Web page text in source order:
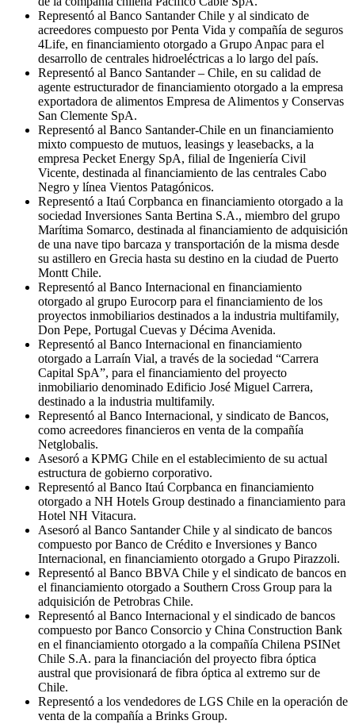
Representó al Banco Santander Chile y al sindicato de
acreedores compuesto por Penta Vida y compañía de seguros
4Life, en financiamiento otorgado a Grupo Anpac para el
desarrollo de centrales hidroeléctricas a lo largo del país.
Representó al Banco Santander – Chile, en su calidad de
agente estructurador de financiamiento otorgado a la empresa
exportadora de alimentos Empresa de Alimentos y Conservas
San Clemente SpA.
Representó al Banco Santander-Chile en un financiamiento
mixto compuesto de mutuos, leasings y leasebacks, a la
empresa Pecket Energy SpA, filial de Ingeniería Civil
Vicente, destinada al financiamiento de las centrales Cabo
Negro y línea Vientos Patagónicos.
Representó a Itaú Corpbanca en financiamiento otorgado a la
sociedad Inversiones Santa Bertina S.A., miembro del grupo
Marítima Somarco, destinada al financiamiento de adquisición
de una nave tipo barcaza y transportación de la misma desde
su astillero en Grecia hasta su destino en la ciudad de Puerto
Montt Chile.
Representó al Banco Internacional en financiamiento
otorgado al grupo Eurocorp para el financiamiento de los
proyectos inmobiliarios destinados a la industria multifamily,
Don Pepe, Portugal Cuevas y Décima Avenida.
Representó al Banco Internacional en financiamiento
otorgado a Larraín Vial, a través de la sociedad “Carrera
Capital SpA”, para el financiamiento del proyecto
inmobiliario denominado Edificio José Miguel Carrera,
destinado a la industria multifamily.
Representó al Banco Internacional, y sindicato de Bancos,
como acreedores financieros en venta de la compañía
Netglobalis.
Asesoró a KPMG Chile en el establecimiento de su actual
estructura de gobierno corporativo.
Representó al Banco Itaú Corpbanca en financiamiento
otorgado a NH Hotels Group destinado a financiamiento para
Hotel NH Vitacura.
Asesoró al Banco Santander Chile y al sindicato de bancos
compuesto por Banco de Crédito e Inversiones y Banco
Internacional, en financiamiento otorgado a Grupo Pirazzoli.
Representó al Banco BBVA Chile y el sindicato de bancos en
el financiamiento otorgado a Southern Cross Group para la
adquisición de Petrobras Chile.
Representó al Banco Internacional y el sindicado de bancos
compuesto por Banco Consorcio y China Construction Bank
en el financiamiento otorgado a la compañía Chilena PSINet
Chile S.A. para la financiación del proyecto fibra óptica
austral que provisionará de fibra óptica al extremo sur de
Chile.
Representó a los vendedores de LGS Chile en la operación de
venta de la compañía a Brinks Group.